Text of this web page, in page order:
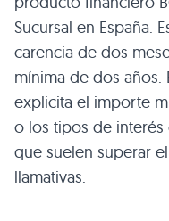
Sucursal en España.
carencia de dos
mínima de dos años.
explicita el importe
o los tipos de
que suelen superar
llamativas.